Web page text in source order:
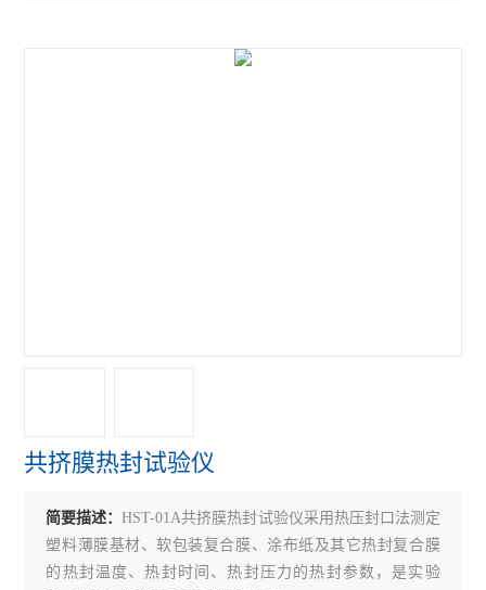
共挤膜热封试验仪
简要描述：HST-01A共挤膜热封试验仪采用热压封口法测定
塑料薄膜基材、软包装复合膜、涂布纸及其它热封复合膜
的热封温度、热封时间、热封压力的热封参数，是实验